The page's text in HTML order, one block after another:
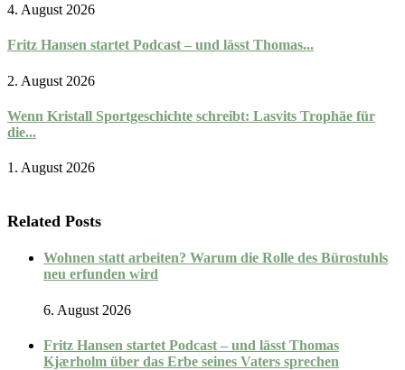
4. August 2026
Fritz Hansen startet Podcast – und lässt Thomas...
2. August 2026
Wenn Kristall Sportgeschichte schreibt: Lasvits Trophäe für
die...
1. August 2026
Related Posts
Wohnen statt arbeiten? Warum die Rolle des Bürostuhls
neu erfunden wird
6. August 2026
Fritz Hansen startet Podcast – und lässt Thomas
Kjærholm über das Erbe seines Vaters sprechen